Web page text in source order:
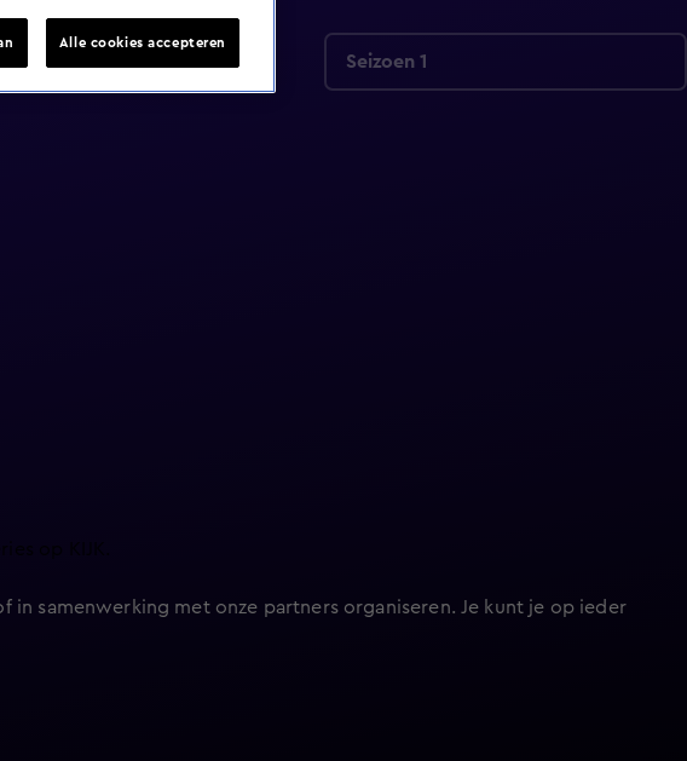
Seizoen 1
op KIJK.
samenwerking met onze partners organiseren. Je kunt je op ieder
Alle cookies accepteren